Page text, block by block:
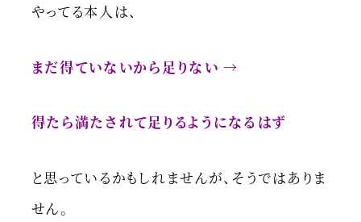
やってる本人は、
まだ得ていないから足りない →
得たら満たされて足りるようになるはず
と思っているかもしれませんが、そうではありま
せん。